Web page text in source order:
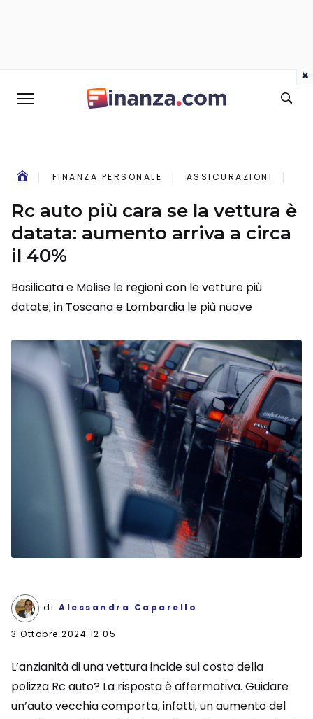
FINANZA PERSONALE ASSICURAZIONI
Rc auto più cara se la vettura è
datata: aumento arriva a circa
il 40%
Basilicata e Molise le regioni con le vetture più
datate; in Toscana e Lombardia le più nuove
di Alessandra Caparello
3 Ottobre 2024 12:05
L’anzianità di una vettura incide sul costo della
polizza Rc auto? La risposta è affermativa. Guidare
un’auto vecchia comporta, infatti, un aumento del
×